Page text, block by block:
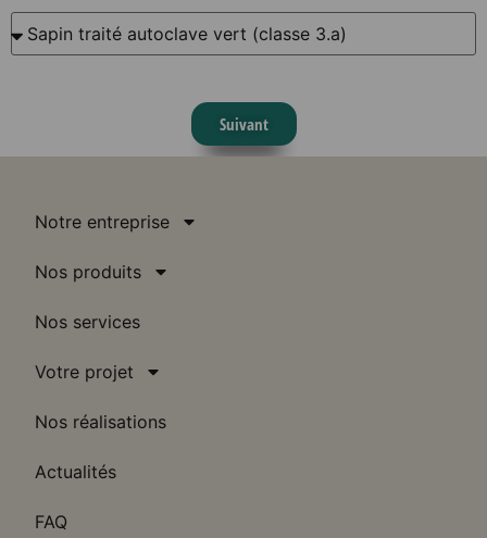
Suivant
Notre entreprise
Nos produits
Nos services
Votre projet
Nos réalisations
Actualités
FAQ